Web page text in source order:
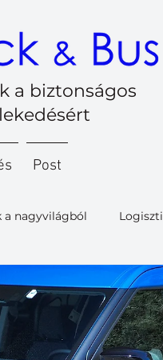
a biztonságos
Post
a nagyvilágból